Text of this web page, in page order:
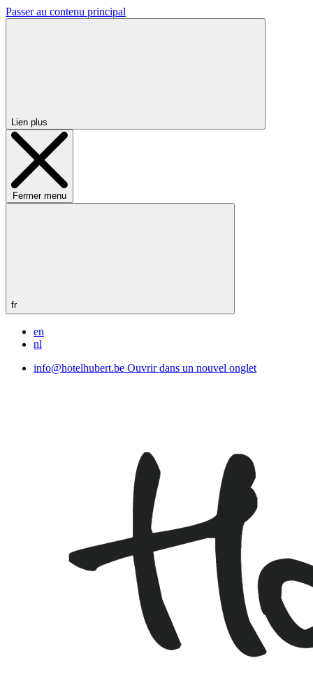
Passer au contenu principal
Lien plus
Fermer menu
fr
en
nl
info@hotelhubert.be Ouvrir dans un nouvel onglet